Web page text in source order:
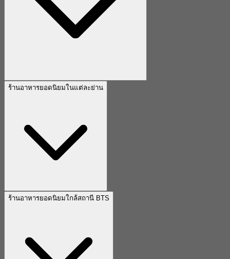
ร้านอาหารยอดนิยมในแต่ละย่าน
ร้านอาหารยอดนิยมใกล้สถานี BTS